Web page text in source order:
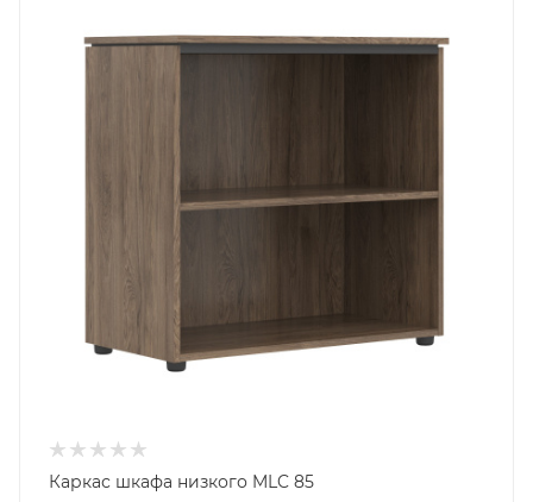
Каркас шкафа низкого MLC 85